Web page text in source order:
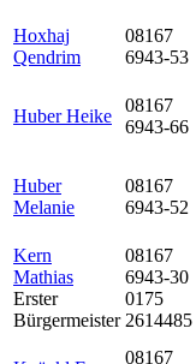
Hoxhaj
Qendrim
08167
6943-53
Huber Heike
08167
6943-66
Huber
Melanie
08167
6943-52
Kern
Mathias
Erster
Bürgermeister
08167
6943-30
0175
2614485
08167